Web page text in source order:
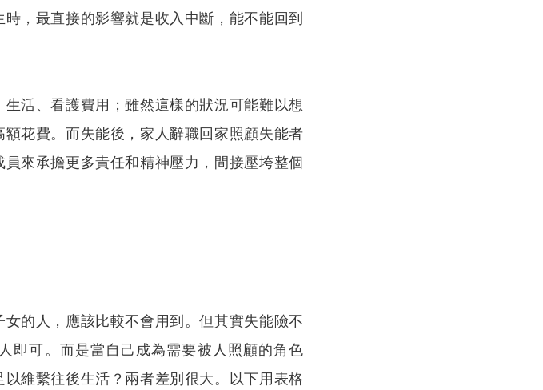
，最直接的影響就是收入中斷，能不能回到
活、看護費用；雖然這樣的狀況可能難以想
花費。而失能後，家人辭職回家照顧失能者
來承擔更多責任和精神壓力，間接壓垮整個
的人，應該比較不會用到。但其實失能險不
即可。而是當自己成為需要被人照顧的角色
維繫往後生活？兩者差別很大。以下用表格